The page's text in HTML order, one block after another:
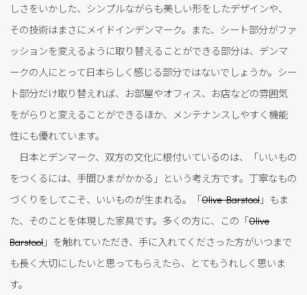
しさをいかした、シンプルながらも美しい形をしたデザインや、
その技術はまさにメイドインデンマーク。また、シート部分がファ
ッションを変えるように取り替えることができる部分は、デンマ
ークの人にとって日本らしく感じる部分ではないでしょうか。シー
ト部分だけ取り替えれば、お部屋やオフィス、お店などの雰囲気
をがらりと変えることができるほか、メンテナンスしやすく機能
性にも優れています。
日本とデンマーク、双方の文化に根付いているのは、「いいもの
をつくるには、手間ひまがかかる」という考え方です。丁寧なもの
づくりをしてこそ、いいものが生まれる。「Olive Barstool」もま
た、そのことを体現した家具です。多くの方に、この「Olive
Barstool」を触れていただき、手に入れてくださった方がいつまで
も長く大切にしたいと思ってもらえたら、とてもうれしく思いま
す。